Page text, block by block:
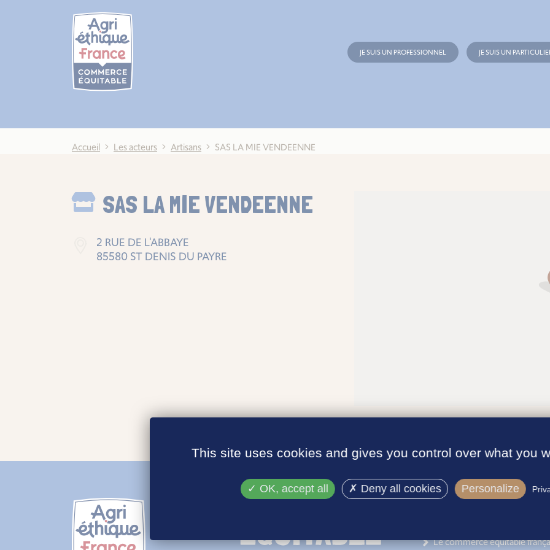
JE SUIS UN PROFESSIONNEL JE SUIS UN
Accueil Les acteurs Artisans SAS LA MIE VENDEENNE
SAS LA MIE VENDEENNE
2 RUE DE L'ABBAYE
85580 ST DENIS DU PAYRE
Le commerce équitable
This site uses cookies and gives you control over what you
OK, accept all Deny all cookies Personalize